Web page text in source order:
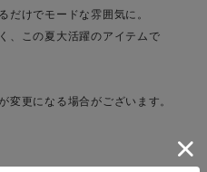
だけでモードな雰囲気に。
、この夏大活躍のアイテムで
更になる場合がございます。